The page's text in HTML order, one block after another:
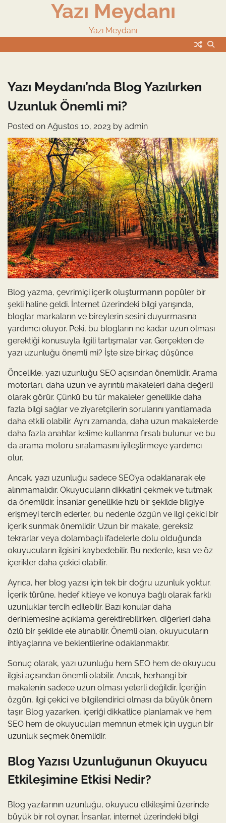
Yazı Meydanı
Yazı Meydanı
Yazı Meydanı’nda Blog Yazılırken
Uzunluk Önemli mi?
Posted on Ağustos 10, 2023 by admin
Blog yazma, çevrimiçi içerik oluşturmanın popüler bir
şekli haline geldi. İnternet üzerindeki bilgi yarışında,
bloglar markaların ve bireylerin sesini duyurmasına
yardımcı oluyor. Peki, bu blogların ne kadar uzun olması
gerektiği konusuyla ilgili tartışmalar var. Gerçekten de
yazı uzunluğu önemli mi? İşte size birkaç düşünce.
Öncelikle, yazı uzunluğu SEO açısından önemlidir. Arama
motorları, daha uzun ve ayrıntılı makaleleri daha değerli
olarak görür. Çünkü bu tür makaleler genellikle daha
fazla bilgi sağlar ve ziyaretçilerin sorularını yanıtlamada
daha etkili olabilir. Aynı zamanda, daha uzun makalelerde
daha fazla anahtar kelime kullanma fırsatı bulunur ve bu
da arama motoru sıralamasını iyileştirmeye yardımcı
olur.
Ancak, yazı uzunluğu sadece SEO’ya odaklanarak ele
alınmamalıdır. Okuyucuların dikkatini çekmek ve tutmak
da önemlidir. İnsanlar genellikle hızlı bir şekilde bilgiye
erişmeyi tercih ederler, bu nedenle özgün ve ilgi çekici bir
içerik sunmak önemlidir. Uzun bir makale, gereksiz
tekrarlar veya dolambaçlı ifadelerle dolu olduğunda
okuyucuların ilgisini kaybedebilir. Bu nedenle, kısa ve öz
içerikler daha çekici olabilir.
Ayrıca, her blog yazısı için tek bir doğru uzunluk yoktur.
İçerik türüne, hedef kitleye ve konuya bağlı olarak farklı
uzunluklar tercih edilebilir. Bazı konular daha
derinlemesine açıklama gerektirebilirken, diğerleri daha
özlü bir şekilde ele alınabilir. Önemli olan, okuyucuların
ihtiyaçlarına ve beklentilerine odaklanmaktır.
Sonuç olarak, yazı uzunluğu hem SEO hem de okuyucu
ilgisi açısından önemli olabilir. Ancak, herhangi bir
makalenin sadece uzun olması yeterli değildir. İçeriğin
özgün, ilgi çekici ve bilgilendirici olması da büyük önem
taşır. Blog yazarken, içeriği dikkatlice planlamak ve hem
SEO hem de okuyucuları memnun etmek için uygun bir
uzunluk seçmek önemlidir.
Blog Yazısı Uzunluğunun Okuyucu
Etkileşimine Etkisi Nedir?
Blog yazılarının uzunluğu, okuyucu etkileşimi üzerinde
büyük bir rol oynar. İnsanlar, internet üzerindeki bilgi